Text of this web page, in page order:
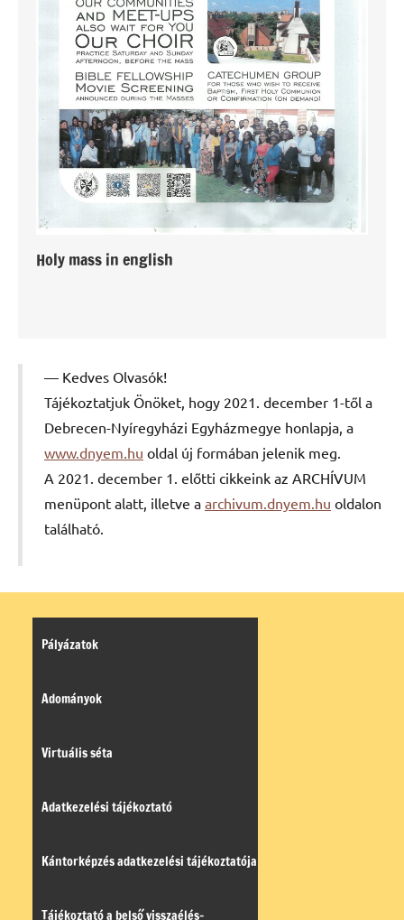
Holy mass in english
Kedves Olvasók!
Tájékoztatjuk Önöket, hogy 2021. december 1-től a
Debrecen-Nyíregyházi Egyházmegye honlapja, a
www.dnyem.hu oldal új formában jelenik meg.
A 2021. december 1. előtti cikkeink az ARCHÍVUM
menüpont alatt, illetve a archivum.dnyem.hu oldalon
található.
Pályázatok
Adományok
Virtuális séta
Adatkezelési tájékoztató
Kántorképzés adatkezelési tájékoztatója
Tájékoztató a belső visszaélés-